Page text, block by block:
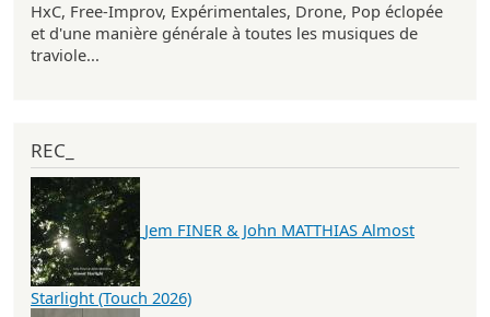
HxC, Free-Improv, Expérimentales, Drone, Pop éclopée
et d'une manière générale à toutes les musiques de
traviole...
REC_
Jem FINER & John MATTHIAS Almost
Starlight (Touch 2026)